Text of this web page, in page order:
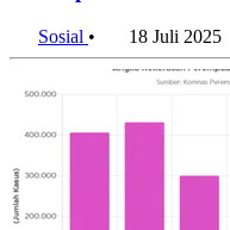
Sosial • 18 Juli 2025